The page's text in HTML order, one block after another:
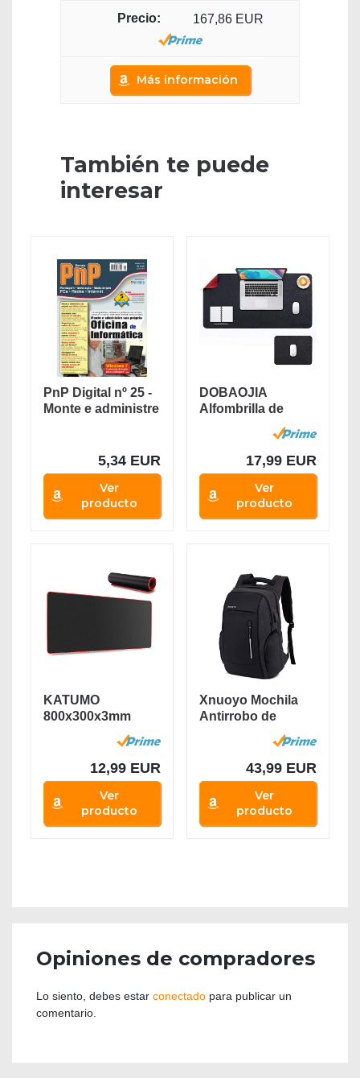
167,86 EUR
Más información
También te puede
interesar
PnP Digital nº 25 -
Monte e administre
5,34 EUR
Ver
producto
DOBAOJIA
Alfombrilla de
Ratón Mousepad
17,99 EUR
Ver
producto
KATUMO
800x300x3mm
Alfombrilla Raton
12,99 EUR
Ver
producto
Xnuoyo Mochila
Antirrobo de
Portátil, 17,3...
43,99 EUR
Ver
producto
Opiniones de compradores
Lo siento, debes estar conectado para publicar un
comentario.